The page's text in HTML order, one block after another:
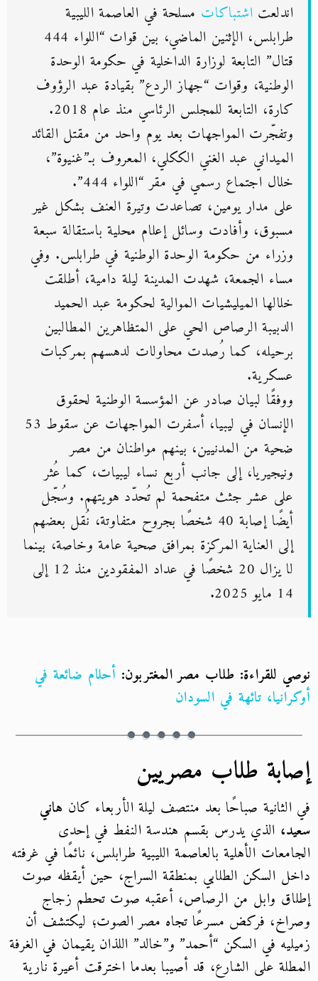
اندلعتاشتباكاتمسلحة في العاصمة الليبية
طرابلس، الإثنين الماضي، بين قوات “اللواء 444
قتال” التابعة لوزارة الداخلية في حكومة الوحدة
الوطنية، وقوات “جهاز الردع” بقيادة عبد الرؤوف
كارة، التابعة للمجلس الرئاسي منذ عام 2018.
وتفجّرت المواجهات بعد يوم واحد من مقتل القائد
الميداني عبد الغني الككلي، المعروف بـ”غنيوة”،
خلال اجتماع رسمي في مقر “اللواء 444”.
على مدار يومين، تصاعدت وتيرة العنف بشكل غير
مسبوق، وأفادت وسائل إعلام محلية باستقالة سبعة
وزراء من حكومة الوحدة الوطنية في طرابلس. وفي
مساء الجمعة، شهدت المدينة ليلة دامية، أطلقت
خلالها الميليشيات الموالية لحكومة عبد الحميد
الدبيبة الرصاص الحي على المتظاهرين المطالبين
برحيله، كما رُصدت محاولات لدهسهم بمركبات
عسكرية.
ووفقًا لبيان صادر عن المؤسسة الوطنية لحقوق
الإنسان في ليبيا، أسفرت المواجهات عن سقوط 53
ضحية من المدنيين، بينهم مواطنان من مصر
ونيجيريا، إلى جانب أربع نساء ليبيات، كما عُثر
على عشر جثث متفحمة لم تُحدّد هويتهم. وسُجّل
أيضًا إصابة 40 شخصًا بجروح متفاوتة، نُقل بعضهم
إلى العناية المركزة بمرافق صحية عامة وخاصة، بينما
لا يزال 20 شخصًا في عداد المفقودين منذ 12 إلى
للقراءة: طلاب مصر المغتربون:أحلام ضائعة في
تائهة في السودان
طلاب مصريين
صباحًا بعد منتصف ليلة الأربعاء كانهاني
الذي يدرس بقسم هندسة النفط في إحدى
الأهلية بالعاصمة الليبية طرابلس، نائمًا في غرفته
السكن الطلابي بمنطقة السراج، حين أيقظه صوت
وابل من الرصاص، أعقبه صوت تحطم زجاج
فركض مسرعًا تجاه مصر الصوت؛ ليكتشف أن
في السكن “أحمد” و”خالد” اللذان يقيمان في الغرفة
على الشارع، قد أصيبا بعدما اخترقت أعيرة نارية